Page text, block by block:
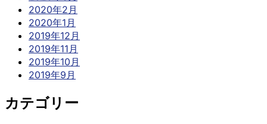
2020年2月
2020年1月
2019年12月
2019年11月
2019年10月
2019年9月
カテゴリー